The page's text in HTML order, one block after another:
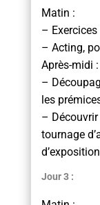
Matin :
–
– Acting,
Après-midi :
–
les
–
tournage
Jour 3 :